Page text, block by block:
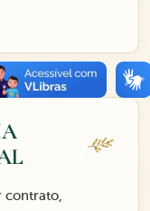
contrato,